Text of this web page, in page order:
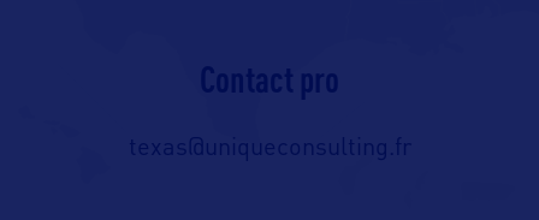
Contact pro
texas@uniqueconsulting.fr